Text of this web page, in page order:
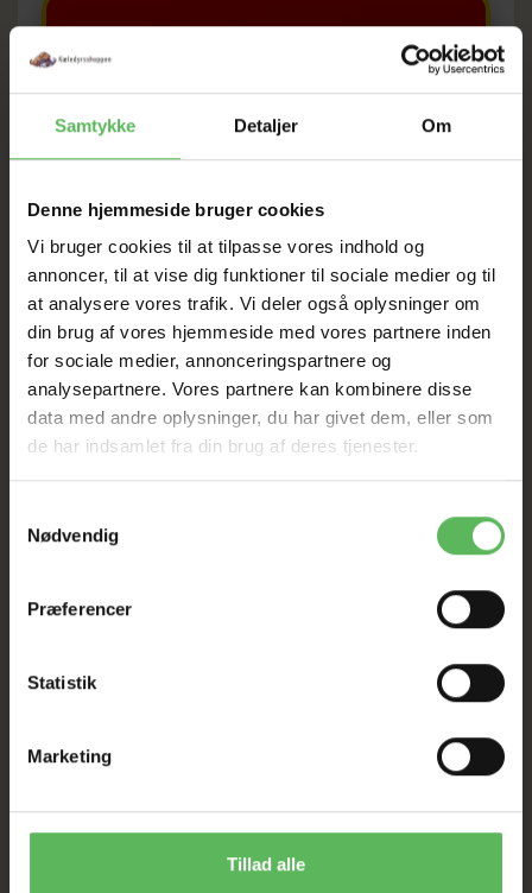
Samtykke Detaljer Om
Denne hjemmeside bruger cookies
Vi bruger cookies til at tilpasse vores indhold og
annoncer, til at vise dig funktioner til sociale medier og til
at analysere vores trafik. Vi deler også oplysninger om
din brug af vores hjemmeside med vores partnere inden
for sociale medier, annonceringspartnere og
analysepartnere. Vores partnere kan kombinere disse
data med andre oplysninger, du har givet dem, eller som
de har indsamlet fra din brug af deres tjenester.
Nødvendig
Præferencer
Statistik
Marketing
Tillad alle
UDSALG
HELE WEBSHOPPEN ER
SAT NED
Tilbud GÆLDER IKKE
I FYSISK BUTIKKERE
BESKRIVELSE